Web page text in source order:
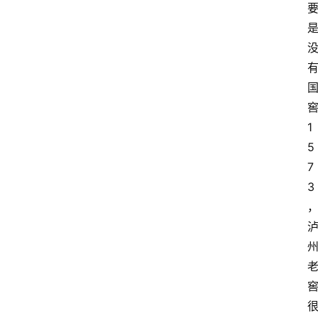
要
是
没
有
国
窖
1
5
7
3
，
泸
州
老
窖
很